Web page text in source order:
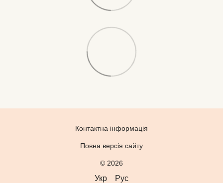
Контактна інформація
Повна версія сайту
© 2026
Укр Рус